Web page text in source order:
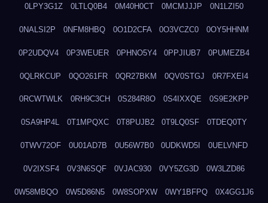
0LPY3G1Z 0LTLQ0B4 0M40H0CT 0MCMJJJP 0N1LZI50
0NALSI2P 0NFM8HBQ 0O1D2CFA 0O3VCZC0 0OY5HHNM
0P2UDQV4 0P3WEUER 0PHNO5Y4 0PPJIUB7 0PUMEZB4
0QLRKCUP 0QO261FR 0QR27BKM 0QV0STGJ 0R7FXEI4
0RCWTWLK 0RH9C3CH 0S284R8O 0S4IXXQE 0S9E2KPP
0SA9HP4L 0T1MPQXC 0T8PUJB2 0T9LQ0SF 0TDEQ0TY
0TWV72OF 0U01AD7B 0U56W7B0 0UDKWD5I 0UELVNFD
0V2IXSF4 0V3N6SQF 0VJAC930 0VY5ZG3D 0W3LZD86
0W58MBQO 0W5D86N5 0W8SOPXW 0WY1BFPQ 0X4GG1J6